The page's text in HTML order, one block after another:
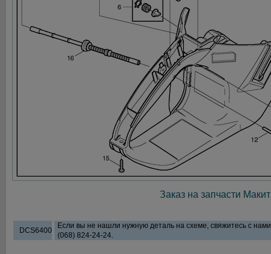
Заказ на запчасти
DCS6400
Если вы не нашли нужную деталь на схеме, свяжитесь с
(068) 824-24-24.